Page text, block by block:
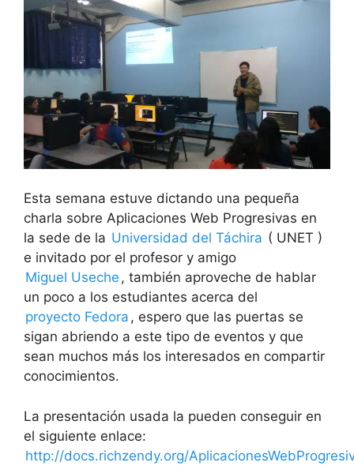
Esta semana estuve dictando una pequeña
charla sobre Aplicaciones Web Progresivas en
la sede de la Universidad del Táchira ( UNET )
e invitado por el profesor y amigo
Miguel Useche , también aproveche de hablar
un poco a los estudiantes acerca del
proyecto Fedora , espero que las puertas se
sigan abriendo a este tipo de eventos y que
sean muchos más los interesados en compartir
conocimientos.
La presentación usada la pueden conseguir en
el siguiente enlace:
http://docs.richzendy.org/